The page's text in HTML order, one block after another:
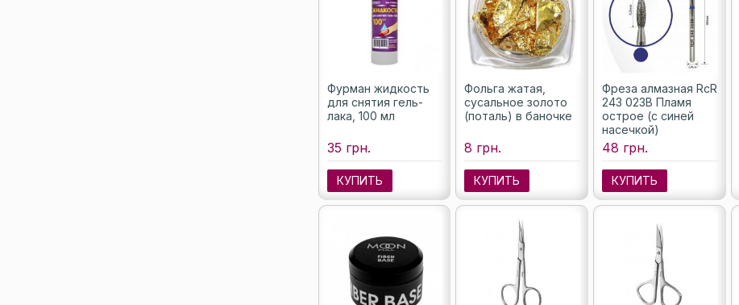
Фурман жидкость
для снятия гель-
лака, 100 мл
35 грн.
КУПИТЬ
Фольга жатая,
сусальное золото
(поталь) в баночке
8 грн.
КУПИТЬ
Фреза алмазная RcR
243 023B Пламя
острое (с синей
насечкой)
48 грн.
КУПИТЬ